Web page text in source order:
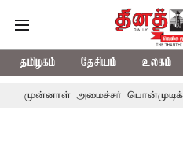
தமிழகம் தேசியம் உலகம்
அமைச்சர் பொன்முடிக்கு சென்னை